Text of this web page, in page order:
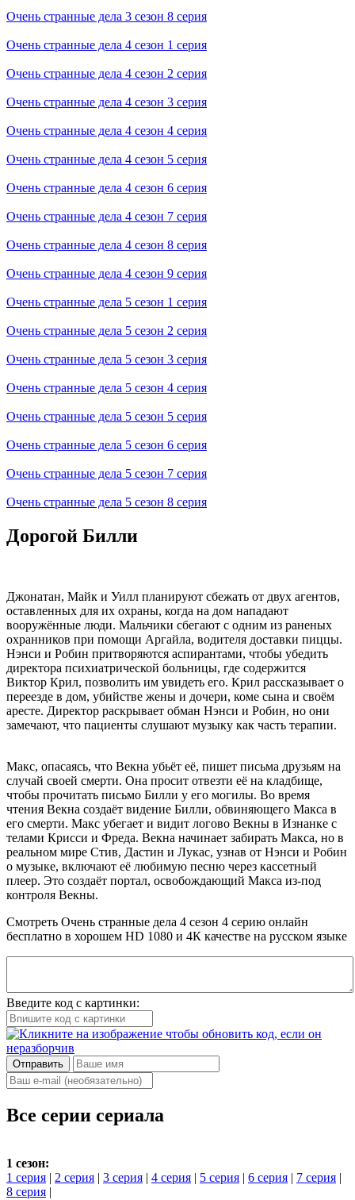
Очень странные дела 3 cезон 8 cерия
Очень странные дела 4 cезон 1 cерия
Очень странные дела 4 cезон 2 cерия
Очень странные дела 4 cезон 3 cерия
Очень странные дела 4 cезон 4 cерия
Очень странные дела 4 cезон 5 cерия
Очень странные дела 4 cезон 6 cерия
Очень странные дела 4 cезон 7 cерия
Очень странные дела 4 cезон 8 cерия
Очень странные дела 4 cезон 9 cерия
Очень странные дела 5 cезон 1 cерия
Очень странные дела 5 cезон 2 cерия
Очень странные дела 5 cезон 3 cерия
Очень странные дела 5 cезон 4 cерия
Очень странные дела 5 cезон 5 cерия
Очень странные дела 5 cезон 6 cерия
Очень странные дела 5 cезон 7 cерия
Очень странные дела 5 cезон 8 cерия
Дорогой Билли
Джонатан, Майк и Уилл планируют сбежать от двух агентов,
оставленных для их охраны, когда на дом нападают
вооружённые люди. Мальчики сбегают с одним из раненых
охранников при помощи Аргайла, водителя доставки пиццы.
Нэнси и Робин притворяются аспирантами, чтобы убедить
директора психиатрической больницы, где содержится
Виктор Крил, позволить им увидеть его. Крил рассказывает о
переезде в дом, убийстве жены и дочери, коме сына и своём
аресте. Директор раскрывает обман Нэнси и Робин, но они
замечают, что пациенты слушают музыку как часть терапии.
Макс, опасаясь, что Векна убьёт её, пишет письма друзьям на
случай своей смерти. Она просит отвезти её на кладбище,
чтобы прочитать письмо Билли у его могилы. Во время
чтения Векна создаёт видение Билли, обвиняющего Макса в
его смерти. Макс убегает и видит логово Векны в Изнанке с
телами Крисси и Фреда. Векна начинает забирать Макса, но в
реальном мире Стив, Дастин и Лукас, узнав от Нэнси и Робин
о музыке, включают её любимую песню через кассетный
плеер. Это создаёт портал, освобождающий Макса из-под
контроля Векны.
Смотреть Очень странные дела 4 сезон 4 серию онлайн
бесплатно в хорошем HD 1080 и 4К качестве на русском языке
Введите код с картинки:
Отправить
Все серии сериала
1 сезон:
1 серия | 2 серия | 3 серия | 4 серия | 5 серия | 6 серия | 7 серия |
8 серия |